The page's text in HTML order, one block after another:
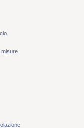
misure